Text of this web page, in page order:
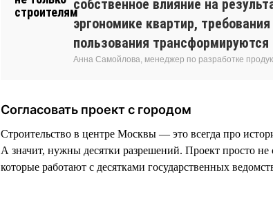
собственное влияние на
эргономике квартир,
пользования
Анна Самойлова, менеджер по разработке
Согласовать проект с городом
Строительство в центре Москвы — это всегда про
А значит, нужны десятки разрешений. Проект просто не
которые работают с десятками государственных